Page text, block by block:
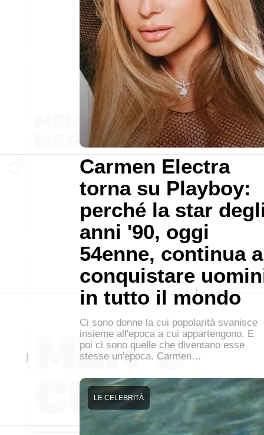
Carmen Electra
torna su Playboy:
perché la star
anni '90, oggi
54enne, continua a
conquistare
in tutto il mondo
Ci sono donne la cui popolarità svanisce
insieme all'epoca a cui appartengono. E
poi ci sono quelle che diventano esse
stesse un'epoca. Carmen…
LE CELEBRITÀ